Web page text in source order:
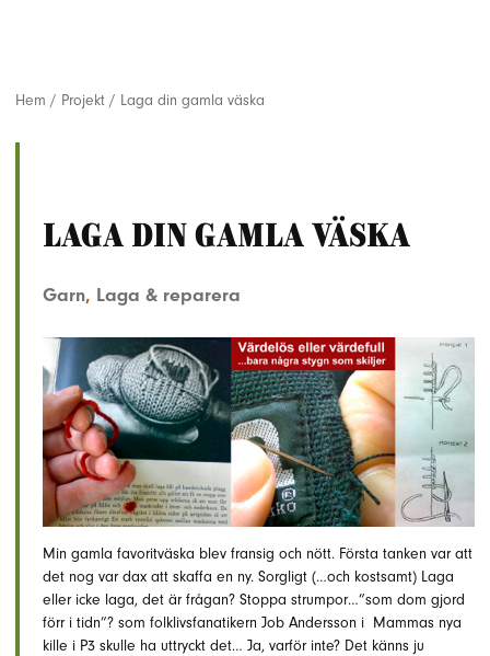
Hem / Projekt / Laga din gamla väska
Laga din gamla väska
Garn, Laga & reparera
Min gamla favoritväska blev fransig och nött. Första tanken var att
det nog var dax att skaffa en ny. Sorgligt (…och kostsamt) Laga
eller icke laga, det är frågan? Stoppa strumpor…”som dom gjord
förr i tidn”? som folklivsfanatikern Job Andersson i Mammas nya
kille i P3 skulle ha uttryckt det… Ja, varför inte? Det känns ju